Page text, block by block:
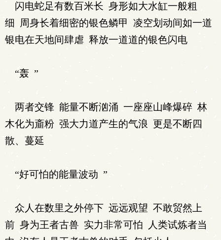
闪电蛇足有数百米长 身形如大水缸一般粗
细 周身长着细密的银色鳞甲 凌空划动间如一道
银电在天地间肆虐 释放一道道的银色闪电
“轰 ”
两者交锋 能量不断汹涌 一座座山峰爆碎 林
木化为齑粉 强大力道产生的气浪 更是不断四
散、蔓延
“好可怕的能量波动 ”
众人在数里之外停下 远远观望 不敢贸然上
前 身为王者古兽 实力非常可怕 人类试炼者当